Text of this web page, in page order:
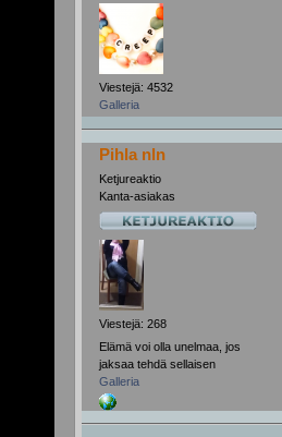
Viestejä: 4532
Galleria
Pihla nln
Ketjureaktio
Kanta-asiakas
Viestejä: 268
Elämä voi olla unelmaa, jos
jaksaa tehdä sellaisen
Galleria